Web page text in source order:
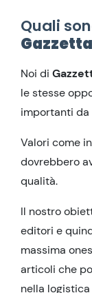
Quali
Noi di
le stesse
importanti
Valori come
dovrebbero
qualità.
Il nostro
editori e
massima
articoli che
nella